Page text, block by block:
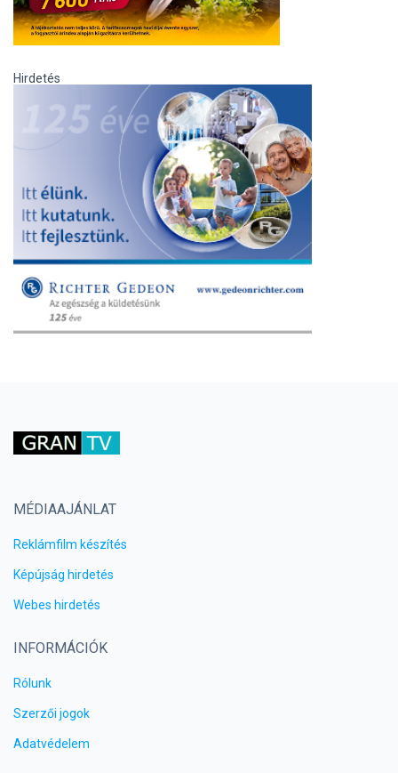
Hirdetés
MÉDIAAJÁNLAT
Reklámfilm készítés
Képújság hirdetés
Webes hirdetés
INFORMÁCIÓK
Rólunk
Szerzői jogok
Adatvédelem